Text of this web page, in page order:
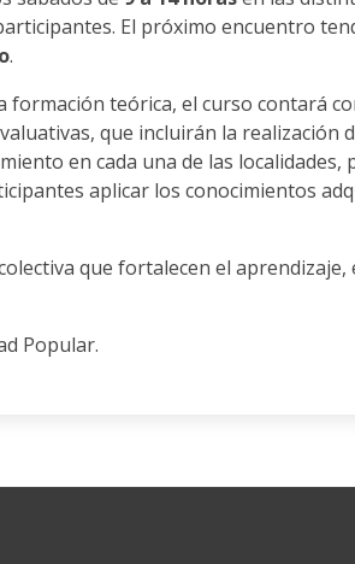
El próximo encuentro
.
formación teórica, el curso contará
que incluirán la realización
en cada una de las localidades,
aplicar los conocimientos
que fortalecen el aprendizaje,
Popular.